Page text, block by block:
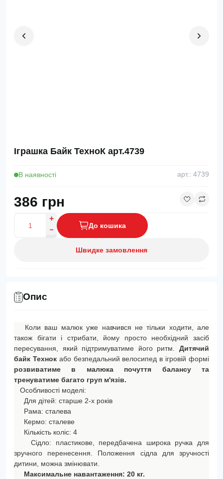
Іграшка Байк ТехноК арт.4739
В наявності арт.: 4739
386 грн
До кошика
Швидке замовлення
Опис
Коли ваш малюк уже навчився не тільки ходити, але
також бігати і стрибати, йому просто необхідний засіб
пересування, який підтримуватиме його ритм. Дитячий
байк Технок або безпедальний велосипед в ігровій формі
розвиватиме в малюка почуття балансу та
тренуватиме багато груп м'язів.
Особливості моделі:
Для дітей: старше 2-х років
Рама: сталева
Кермо: сталеве
Кількість коліс: 4
Сідло: пластикове, передбачена широка ручка для
зручного перенесення. Положення сідла для зручності
дитини, можна змінювати.
Максимальне навантаження: 20 кг.